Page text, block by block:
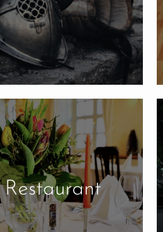
Restaurant